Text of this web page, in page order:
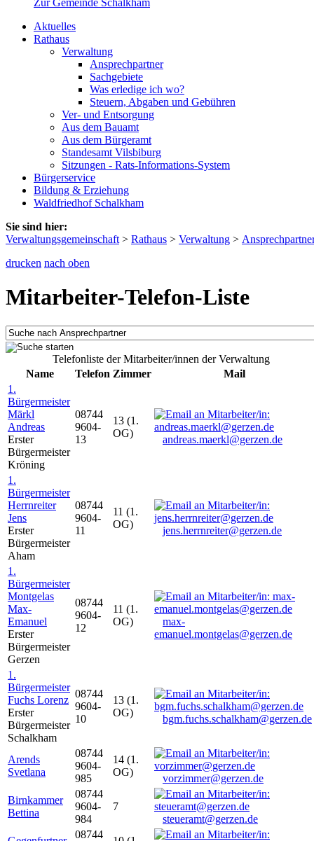
Aktuelles
Rathaus
Verwaltung
Ansprechpartner
Sachgebiete
Was erledige ich wo?
Steuern, Abgaben und Gebühren
Ver- und Entsorgung
Aus dem Bauamt
Aus dem Bürgeramt
Standesamt Vilsbiburg
Sitzungen - Rats-Informations-System
Bürgerservice
Bildung & Erziehung
Waldfriedhof Schalkham
Sie sind hier:
Verwaltungsgemeinschaft > Rathaus > Verwaltung >
drucken nach oben
Mitarbeiter-Telefon-Liste
Telefonliste der Mitarbeiter/innen der Verwaltung
Name
Telefon Zimmer
Mail
1.
Bürgermeister
Märkl
Andreas
Erster
Bürgermeister
Kröning
08744
9604-
13
13 (1.
OG)
andreas.maerkl@gerzen.de
1.
Bürgermeister
Herrnreiter
Jens
Erster
Bürgermeister
Aham
08744
9604-
11
11 (1.
OG)
jens.herrnreiter@gerzen.de
1.
Bürgermeister
Montgelas
Max-
Emanuel
Erster
Bürgermeister
Gerzen
08744
9604-
12
11 (1.
OG)
max-
emanuel.montgelas@gerzen.de
1.
Bürgermeister
Fuchs Lorenz
Erster
Bürgermeister
Schalkham
08744
9604-
10
13 (1.
OG)
bgm.fuchs.schalkham@gerzen.de
Arends
Svetlana
08744
9604-
985
14 (1.
OG)
vorzimmer@gerzen.de
Birnkammer
Bettina
08744
9604-
984
7
steueramt@gerzen.de
08744